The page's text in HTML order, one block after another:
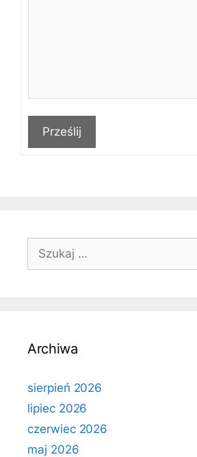
Prześlij
Szukaj:
Archiwa
sierpień 2026
lipiec 2026
czerwiec 2026
maj 2026